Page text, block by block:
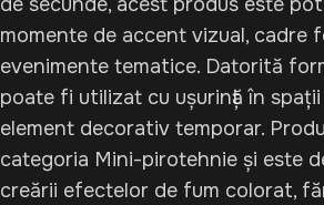
de secunde, acest produs este
momente de accent vizual, cadre
evenimente tematice. Datorită
poate fi utilizat cu ușurință în spații
element decorativ temporar.
categoria Mini-pirotehnie și este
creării efectelor de fum colorat,